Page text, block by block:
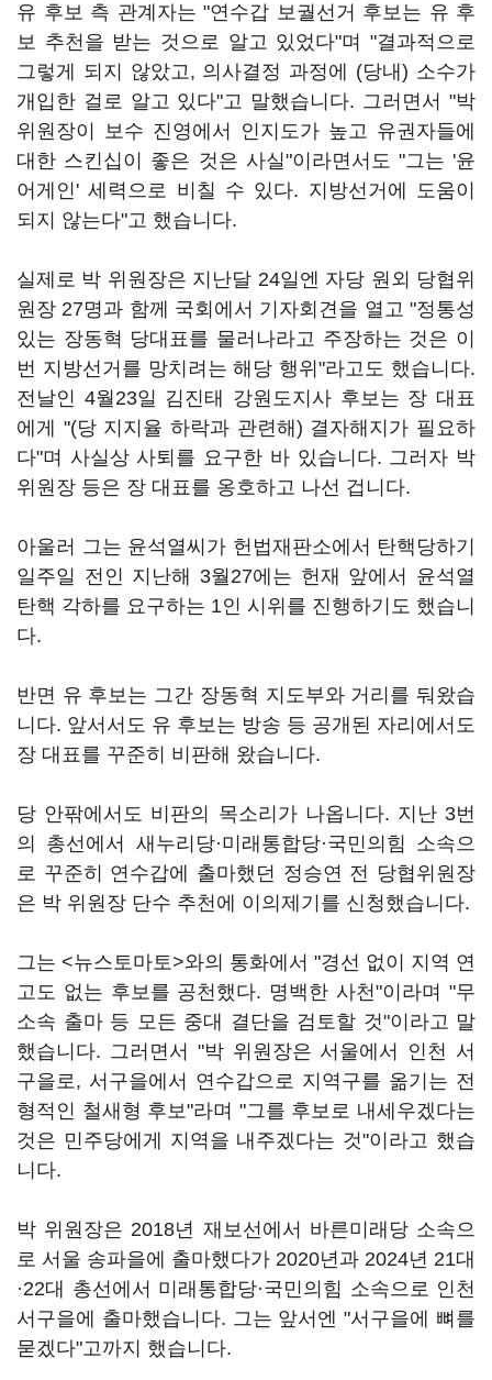
유 후보 측 관계자는 "연수갑 보궐선거 후보는 유 후
보 추천을 받는 것으로 알고 있었다"며 "결과적으로
그렇게 되지 않았고, 의사결정 과정에 (당내) 소수가
개입한 걸로 알고 있다"고 말했습니다. 그러면서 "박
위원장이 보수 진영에서 인지도가 높고 유권자들에
대한 스킨십이 좋은 것은 사실"이라면서도 "그는 '윤
어게인' 세력으로 비칠 수 있다. 지방선거에 도움이
되지 않는다"고 했습니다.
실제로 박 위원장은 지난달 24일엔 자당 원외 당협위
원장 27명과 함께 국회에서 기자회견을 열고 "정통성
있는 장동혁 당대표를 물러나라고 주장하는 것은 이
번 지방선거를 망치려는 해당 행위"라고도 했습니다.
전날인 4월23일 김진태 강원도지사 후보는 장 대표
에게 "(당 지지율 하락과 관련해) 결자해지가 필요하
다"며 사실상 사퇴를 요구한 바 있습니다. 그러자 박
위원장 등은 장 대표를 옹호하고 나선 겁니다.
아울러 그는 윤석열씨가 헌법재판소에서 탄핵당하기
일주일 전인 지난해 3월27에는 헌재 앞에서 윤석열
탄핵 각하를 요구하는 1인 시위를 진행하기도 했습니
다.
반면 유 후보는 그간 장동혁 지도부와 거리를 둬왔습
니다. 앞서서도 유 후보는 방송 등 공개된 자리에서도
장 대표를 꾸준히 비판해 왔습니다.
당 안팎에서도 비판의 목소리가 나옵니다. 지난 3번
의 총선에서 새누리당·미래통합당·국민의힘 소속으
로 꾸준히 연수갑에 출마했던 정승연 전 당협위원장
은 박 위원장 단수 추천에 이의제기를 신청했습니다.
그는 <뉴스토마토>와의 통화에서 "경선 없이 지역 연
고도 없는 후보를 공천했다. 명백한 사천"이라며 "무
소속 출마 등 모든 중대 결단을 검토할 것"이라고 말
했습니다. 그러면서 "박 위원장은 서울에서 인천 서
구을로, 서구을에서 연수갑으로 지역구를 옮기는 전
형적인 철새형 후보"라며 "그를 후보로 내세우겠다는
것은 민주당에게 지역을 내주겠다는 것"이라고 했습
니다.
박 위원장은 2018년 재보선에서 바른미래당 소속으
로 서울 송파을에 출마했다가 2020년과 2024년 21대
·22대 총선에서 미래통합당·국민의힘 소속으로 인천
서구을에 출마했습니다. 그는 앞서엔 "서구을에 뼈를
묻겠다"고까지 했습니다.